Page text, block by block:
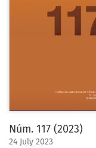
Núm. 117 (2023)
24 July 2023